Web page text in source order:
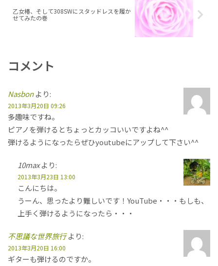
乙女椿、そして308SWにスタッドレスを履か
せてみたの巻
コメント
Nasbon より:
2013年3月20日 09:26
多趣味ですね。
ピアノを弾けるとちょっとカッコいいですよね^^
弾けるようになったらぜひyoutubeにアップして下さい^^
10max より:
2013年3月23日 13:00
こんにちは。
うーん、思ったより難しいです！YouTube・・・もしも、
上手く弾けるようになったら・・・
不思議な世界旅行 より:
2013年3月20日 16:00
ギターも弾けるのですか。